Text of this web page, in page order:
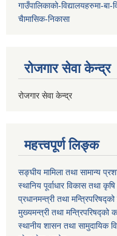
गाउँपालिकाको-विद्यालयहरुमा-
चैामासिक-निकासा
रोजगार सेवा केन्द्र
रोजगार सेवा केन्द्र
महत्त्वपूर्ण लिङ्क
सङ्घीय मामिला तथा सामान्य
स्थानिय पूर्वाधार विकास तथा
प्रधानमन्त्री तथा मन्त्रिपरिषद्को
मुख्यमन्त्री तथा मन्त्रिपरिषद्को
स्थानीय शासन तथा सामुदायिक